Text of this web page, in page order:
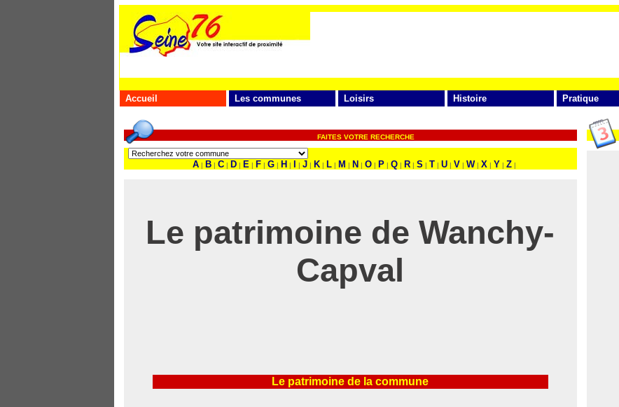
Accueil Les communes Loisirs Histoire Pratique
FAITES VOTRE RECHERCHE
A | B | C | D | E | F | G | H | | J | K | L | M | N | O | P | Q | R | S | T | U | V | W | X | Y | Z |
Le patrimoine de Wanchy-
Capval
Le patrimoine de la commune